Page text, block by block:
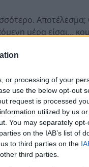
or processing of your
use the below opt-out
request is processed
utilized by us
You may separately
on the IAB’s list of
to third parties on the
third parties.
μέρα είσαι…
και τους
σου μπορεί να
ρινική κοιλότητα
συριγμό, δυσκολία